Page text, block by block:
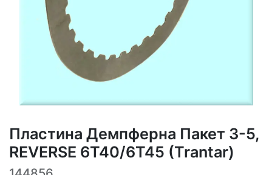
Пластина Демпферна Пакет 3-5,
REVERSE 6T40/6T45 (Trantar)